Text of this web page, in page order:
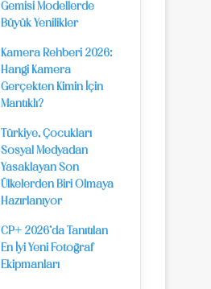
Gemisi Modellerde
Büyük Yenilikler
Kamera Rehberi 2026:
Hangi Kamera
Gerçekten Kimin İçin
Mantıklı?
Türkiye, Çocukları
Sosyal Medyadan
Yasaklayan Son
Ülkelerden Biri Olmaya
Hazırlanıyor
CP+ 2026’da Tanıtılan
En İyi Yeni Fotoğraf
Ekipmanları